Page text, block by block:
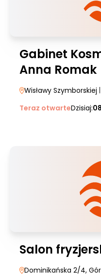
Gabinet
Anna Romak
Wisławy Szymborskiej
Teraz otwarteDzisiaj:
Salon
Dominikańska 2/4,